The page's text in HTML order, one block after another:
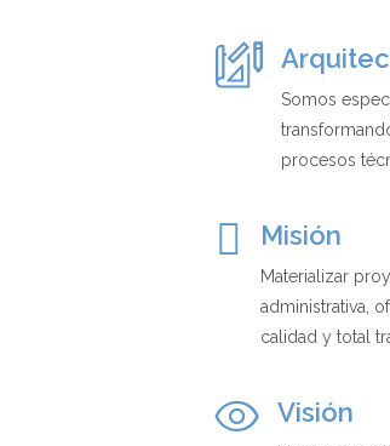
Somos
procesos
Misión
Materializar
administrativa,
calidad y total
Visión